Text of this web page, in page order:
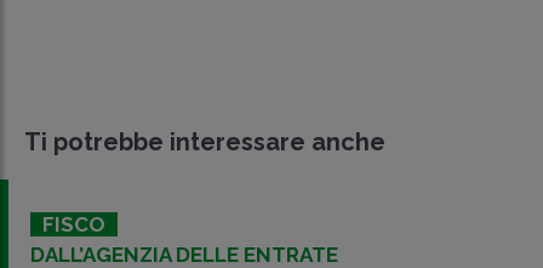
Ti potrebbe interessare anche
FISCO
DALL’AGENZIA DELLE ENTRATE